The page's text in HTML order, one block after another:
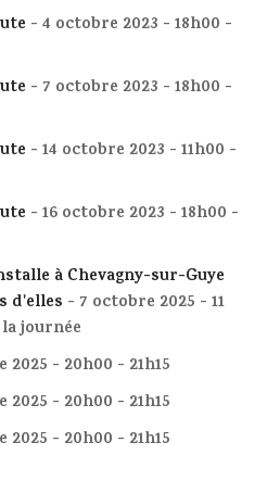
- 4 octobre 2023 - 18h00 -
- 7 octobre 2023 - 18h00 -
- 14 octobre 2023 - 11h00 -
- 16 octobre 2023 - 18h00 -
à Chevagny-sur-Guye
d'elles - 7 octobre 2025 - 11
journée
2025 - 20h00 - 21h15
2025 - 20h00 - 21h15
2025 - 20h00 - 21h15